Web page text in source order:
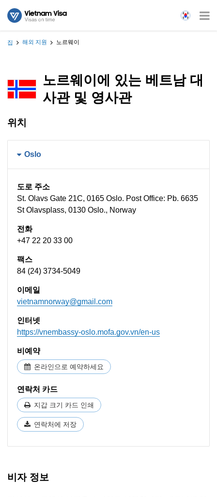
집 해외 지원 노르웨이
노르웨이에 있는 베트남 대
사관 및 영사관
위치
Oslo
도로 주소
St. Olavs Gate 21C, 0165 Oslo. Post Office: Pb. 6635
St Olavsplass, 0130 Oslo., Norway
전화
+47 22 20 33 00
팩스
84 (24) 3734-5049
이메일
vietnamnorway@gmail.com
인터넷
https://vnembassy-oslo.mofa.gov.vn/en-us
비예약
온라인으로 예약하세요
연락처 카드
지갑 크기 카드 인쇄
연락처에 저장
비자 정보